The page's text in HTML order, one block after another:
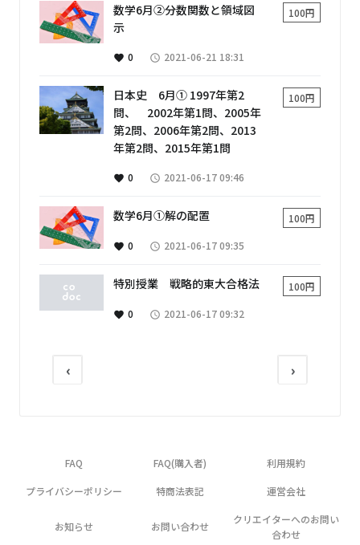
数学6月②分数関数と領域図
示
100円
favorite 0 access_time 2021-06-21 18:31
日本史 6月① 1997年第2
問、 2002年第1問、2005年
第2問、2006年第2問、2013
年第2問、2015年第1問
100円
favorite 0 access_time 2021-06-17 09:46
数学6月①解の配置 100円
favorite 0 access_time 2021-06-17 09:35
特別授業 戦略的東大合格法 100円
favorite 0 access_time 2021-06-17 09:32
‹ ›
FAQ FAQ(購入者) 利用規約
プライバシーポリシー 特商法表記 運営会社
お知らせ お問い合わせ
クリエイターへのお問い
合わせ